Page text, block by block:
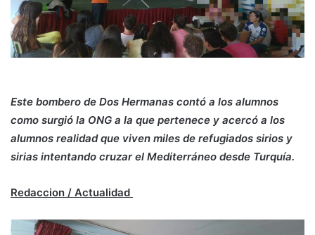
Este bombero de Dos Hermanas contó a los alumnos
como surgió la ONG a la que pertenece y acercó a los
alumnos realidad que viven miles de refugiados sirios y
sirias intentando cruzar el Mediterráneo desde Turquía.
Redaccion / Actualidad